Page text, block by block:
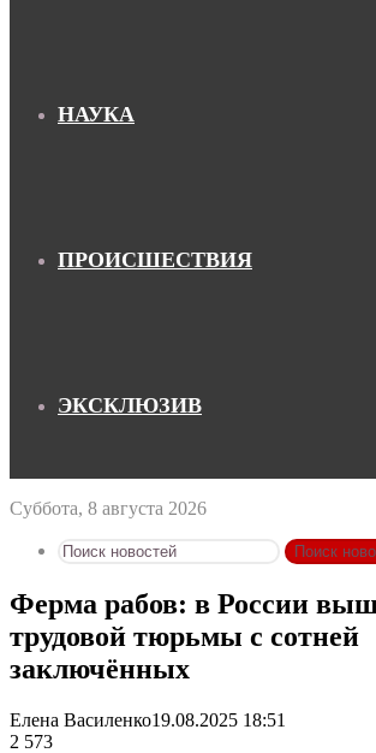
НАУКА
ПРОИСШЕСТВИЯ
ЭКСКЛЮЗИВ
Суббота, 8 августа 2026
Поиск
Ферма рабов: в России
трудовой тюрьмы с сотней
заключённых
Елена Василенко19.08.2025 18:51
2 573